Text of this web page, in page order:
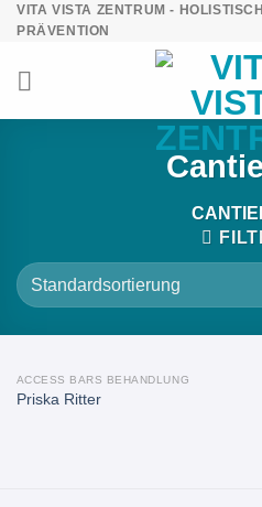
Zum
Inhalt
springen
VITA VISTA ZENTRUM -
PRÄVENTION
ACCESS BARS BEHANDLUNG
Priska Ritter